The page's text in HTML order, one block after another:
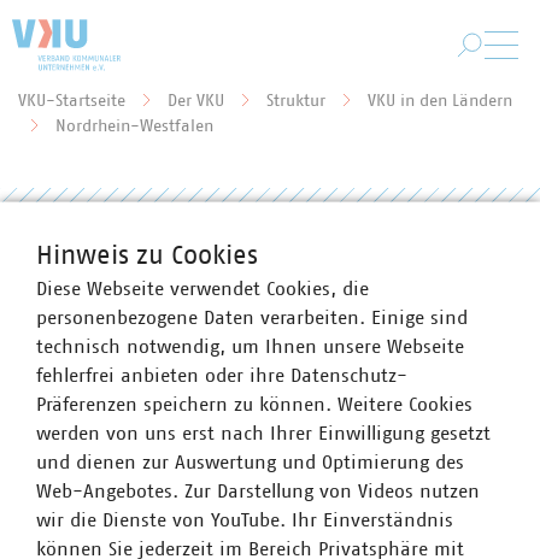
Sie befinden sich hier:
VKU-Startseite Der VKU Struktur
VKU in den Ländern
Nordrhein-Westfalen
Veranstaltung von regio iT,
STAWAG, VKU-Landes-gruppe NRW
und EnergieAgentur.NRW am 4.
Mai 2020
06.02.2020
Mitgliederrundschreiben
Hinweis zu Cookies
Diese Webseite verwendet Cookies, die
personenbezogene Daten verarbeiten. Einige sind
technisch notwendig, um Ihnen unsere Webseite
fehlerfrei anbieten oder ihre Datenschutz-
Präferenzen speichern zu können. Weitere Cookies
werden von uns erst nach Ihrer Einwilligung gesetzt
und dienen zur Auswertung und Optimierung des
Web-Angebotes. Zur Darstellung von Videos nutzen
wir die Dienste von YouTube. Ihr Einverständnis
können Sie jederzeit im Bereich Privatsphäre mit